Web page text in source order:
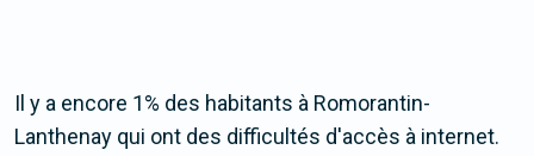
Il y a encore 1% des habitants à Romorantin-
Lanthenay qui ont des difficultés d'accès à internet.